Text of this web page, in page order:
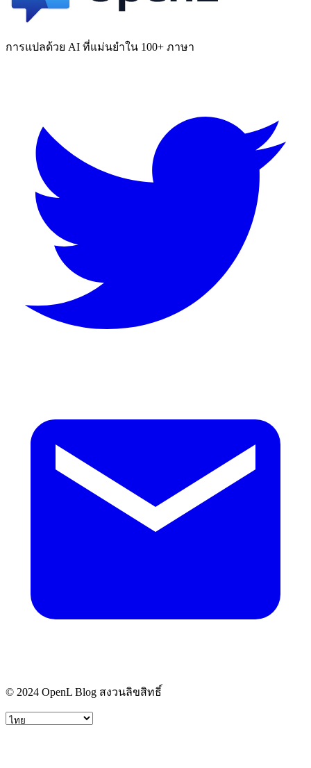
การแปลด้วย AI ที่แม่นยำใน 100+ ภาษา
© 2024 OpenL Blog สงวนลิขสิทธิ์